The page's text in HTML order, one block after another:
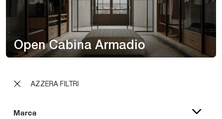
AZZERA FILTRI
Marca
Open Cabina Armadio